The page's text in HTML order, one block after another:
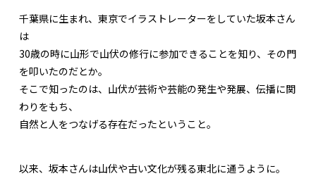
千葉県に生まれ、東京でイラストレーターをしていた坂本さん
は
30歳の時に山形で山伏の修行に参加できることを知り、その門
を叩いたのだとか。
そこで知ったのは、山伏が芸術や芸能の発生や発展、伝播に関
わりをもち、
自然と人をつなげる存在だったということ。
以来、坂本さんは山伏や古い文化が残る東北に通うように。